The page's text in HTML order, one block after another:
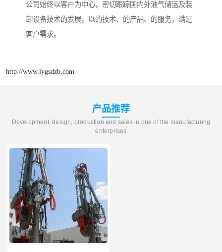
公司始终以客户为中心，密切跟踪国内外油气储运及装
卸设备技术的发展，以的技术、的产品、的服务，满足
客户需求。
http://www.lygsdzb.com
产品推荐
Development, design, production and sales in one of the manufacturing
enterprises